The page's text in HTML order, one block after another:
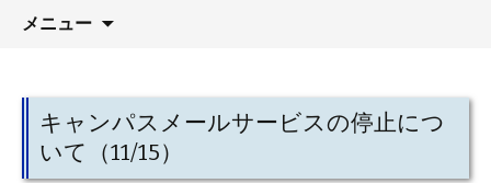
メニュー
ツ
へ
キャンパスメールサービスの停止につ
いて（11/15）